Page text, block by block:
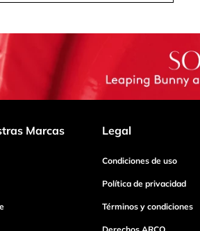
comentario
Marcas Legal
Condiciones de uso
Política de privacidad
Términos y condiciones